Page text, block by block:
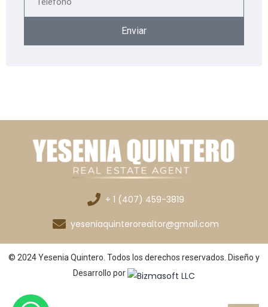
Enviar
+ 1 (407) 459-3819
yeseniaquinterorealtor@gmail.com
© 2024 Yesenia Quintero. Todos los derechos reservados. Diseño y
Desarrollo por